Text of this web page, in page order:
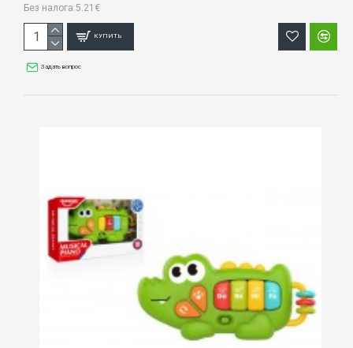
Без налога:5.21€
КУПИТЬ
Задать вопрос